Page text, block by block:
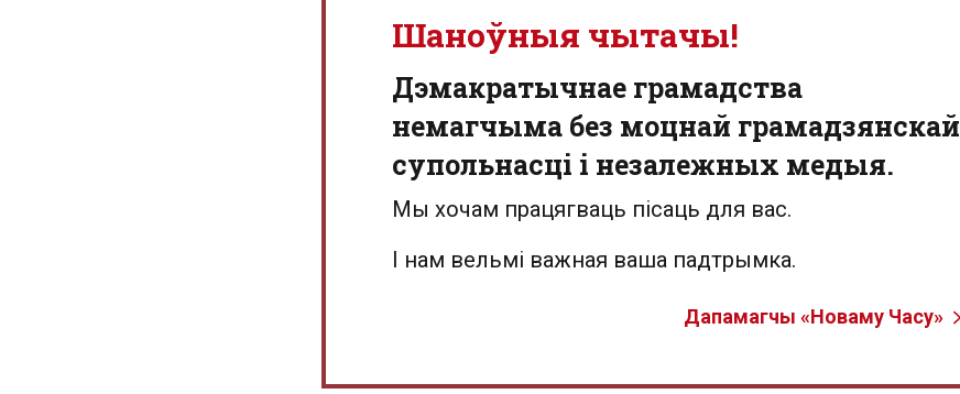
Шаноўныя чытачы!
Дэмакратычнае грамадства
немагчыма без моцнай грамадзянскай
супольнасці і незалежных медыя.
Мы хочам працягваць пісаць для вас.
І нам вельмі важная ваша падтрымка.
Дапамагчы «Новаму Часу»